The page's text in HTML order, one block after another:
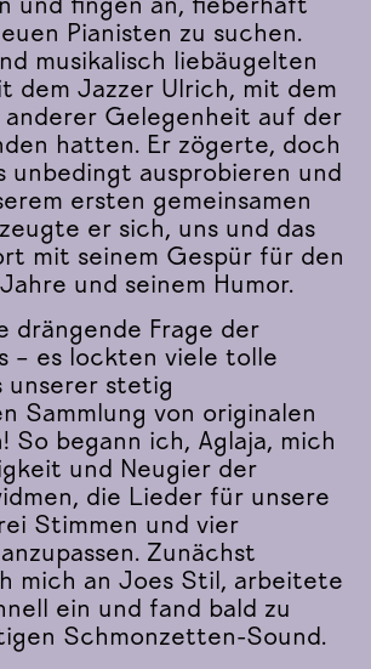
und fingen an, fieberhaft
Pianisten zu suchen.
musikalisch liebäugelten
dem Jazzer Ulrich, mit dem
anderer Gelegenheit auf der
hatten. Er zögerte, doch
unbedingt ausprobieren und
ersten gemeinsamen
er sich, uns und das
mit seinem Gespür für den
und seinem Humor.
drängende Frage der
– es lockten viele tolle
unserer stetig
Sammlung von originalen
So begann ich, Aglaja, mich
und Neugier der
die Lieder für unsere
Stimmen und vier
Zunächst
mich an Joes Stil, arbeitete
ein und fand bald zu
Schmonzetten-Sound.